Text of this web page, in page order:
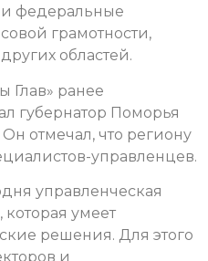
федеральные
грамотности,
областей.
Глав» ранее
губернатор Поморья
отмечал, что региону
управленцев.
управленческая
умеет
решения. Для этого
и